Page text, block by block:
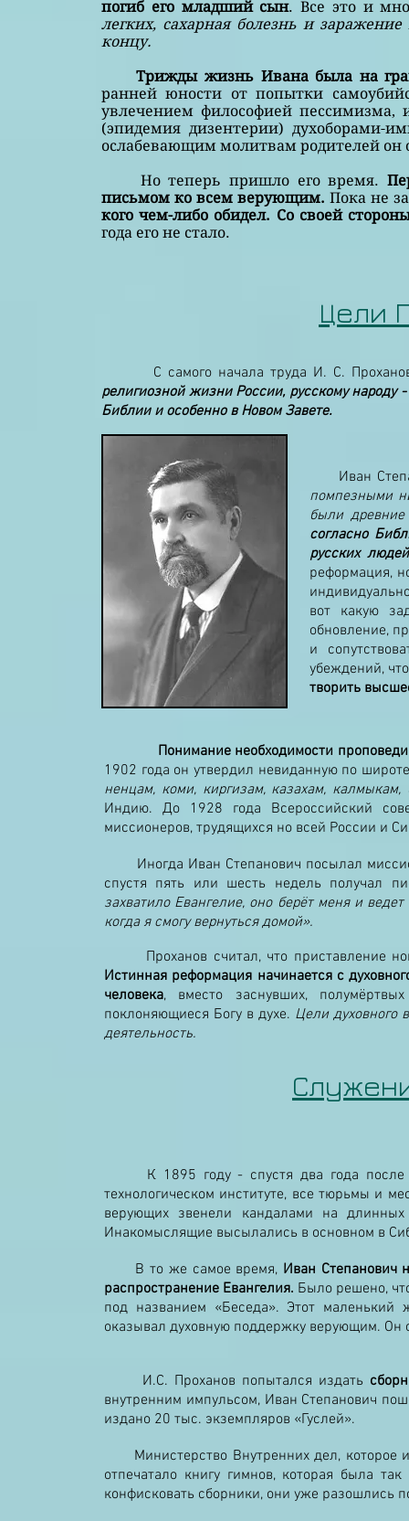
погиб его младший сын.Все это и
легких, сахарная болезнь и
концу.
Трижды жизнь Ивана была на
ранней юности от попытки
увлечением философией
(эпидемия дизентерии) духоборами-
ослабевающим молитвам родителей он
Но теперь пришло его время.
письмом ко всем верующим. Пока не
кого чем-либо обидел. Со своей
года его не стало.
Цели
С самого начала труда И. С. Проханов
религиозной жизни России, русскому народу
Библии и особенно в Новом Завете.
Иван
помпезными
были
согласно
русских людей
реформация,
вот какую
обновление,
и
убеждений,
творить
Понимание необходимости
1902 года он утвердил невиданную по
ненцам, коми, киргизам, казахам, калмыкам,
Индию. До 1928 года Всероссийский
миссионеров, трудящихся но всей России и
Иногда Иван Степанович посылал
спустя пять или шесть недель получал
захватило Евангелие, оно берёт меня и
когда я смогу вернуться домой».
Проханов считал, что приставление
Истинная реформация начинается с
человека, вместо заснувших,
поклоняющиеся Богу в духе. Цели духовного
деятельность.
К 1895 году - спустя два года после
технологическом институте, все тюрьмы и
верующих звенели кандалами на длинных
Инакомыслящие высылались в основном в
В то же самое время, Иван Степанович
распространение Евангелия. Было решено,
под названием «Беседа». Этот маленький
оказывал духовную поддержку верующим. Он
И.С. Проханов попытался издать
внутренним импульсом, Иван Степанович
издано 20 тыс. экземпляров «Гуслей».
Министерство Внутренних дел, которое
отпечатало книгу гимнов, которая была
конфисковать сборники, они уже разошлись